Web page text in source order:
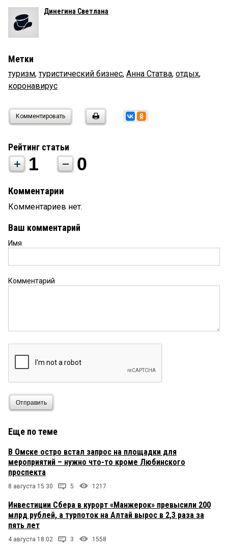
Динегина Светлана
Метки
туризм,туристический бизнес, Анна Статва, отдых,
коронавирус
Комментировать
Рейтинг статьи
1 0
Комментарии
Комментариев нет.
Ваш комментарий
Имя
Комментарий
Отправить
Еще по теме
В Омске остро встал запрос на площадки для
мероприятий – нужно что-то кроме Любинского
проспекта
8 августа 15:30 5 1217
Инвестиции Сбера в курорт «Манжерок» превысили 200
млрд рублей, а турпоток на Алтай вырос в 2,3 раза за
пять лет
4 августа 18:02 3 1558